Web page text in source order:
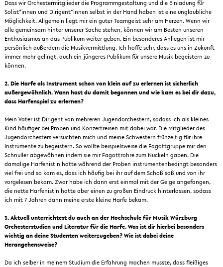
Dass wir Orchestermitglieder die Programmgestaltung und die Einladung für
Solist*innen und Dirigent*innen selbst in der Hand haben ist eine unglaubliche
Möglichkeit. Allgemein liegt mir ein guter Teamgeist sehr am Herzen. Wenn wir
alle gemeinsam hinter unserer Sache stehen, können wir am Besten unseren
Enthusiasmus an das Publikum weiter geben. Ein besonderes Anliegen ist mir
persönlich außerdem die Musikvermittlung. Ich hoffe sehr, dass es uns in Zukunft
immer mehr gelingt, auch ein jüngeres Publikum für unsere Musik begeistern zu
können.
2. Die Harfe als Instrument schon von klein auf zu erlernen ist sicherlich
außergewöhnlich. Wann hast du damit begonnen und wie kam es bei dir dazu,
dass Harfenspiel zu erlernen?
Mein Vater ist Dirigent von mehreren Jugendorchestern, sodass ich als kleines
Kind häufiger bei Proben und Konzertreisen mit dabei war. Die Mitglieder des
Jugendorchesters versuchten mich und meine Schwestern frühzeitig für ihre
Instrumente zu begeistern. So wollte beispielsweise die Fagottgruppe mir den
Schnuller abgewöhnen indem sie mir Fagottrohre zum Nuckeln gaben. Die
damalige Harfenistin hatte während der Proben instrumentenbedingt besonders
viel frei und so kam es, dass ich häufig bei ihr auf dem Schoß saß und von ihr
vorgelesen bekam. Zwar habe ich dann erst einmal mit der Geige angefangen,
die nette Harfenistin hatte aber einen zu großen Eindruck hinterlassen, sodass
ich mit 7 Jahren dann meine erste kleine Harfe bekam.
3. Aktuell unterrichtest du auch an der Hochschule für Musik Würzburg
Orchesterstudien und Literatur für die Harfe. Was ist dir hierbei besonders
wichtig an deine Studenten weiterzugeben? Wie ist dabei deine
Herangehensweise?
Da ich selber in meinem Studium die Erfahrung machen musste, dass fleißiges